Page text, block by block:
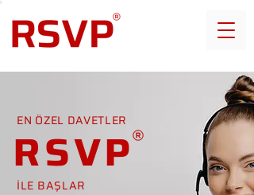
EN ÖZEL DAVETLER
RSVP
İLE BAŞLAR